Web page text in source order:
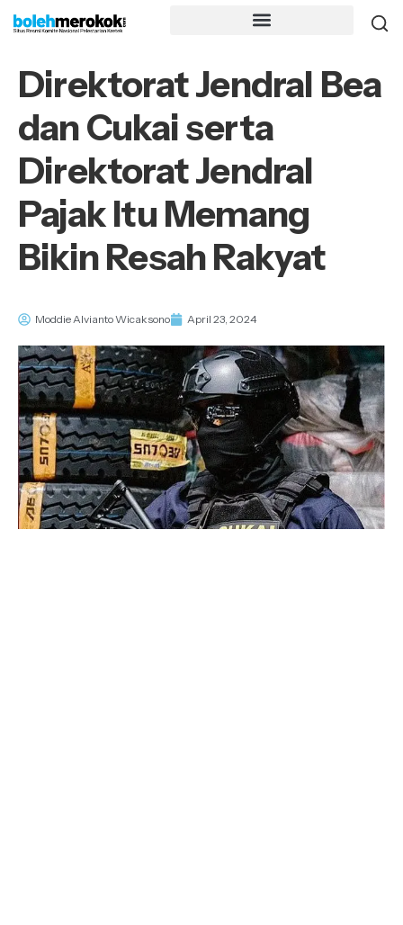
Direktorat Jendral Bea
dan Cukai serta
Direktorat Jendral
Pajak Itu Memang
Bikin Resah Rakyat
Moddie Alvianto Wicaksono April 23, 2024